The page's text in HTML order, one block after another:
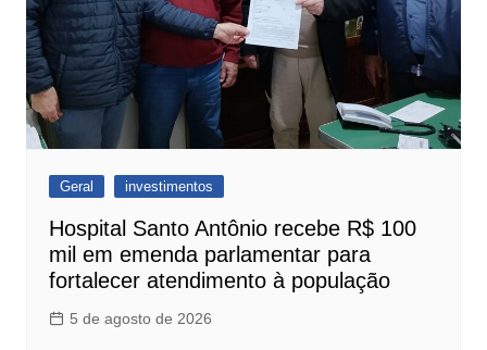
Geral investimentos
Hospital Santo Antônio recebe R$ 100
mil em emenda parlamentar para
fortalecer atendimento à população
5 de agosto de 2026